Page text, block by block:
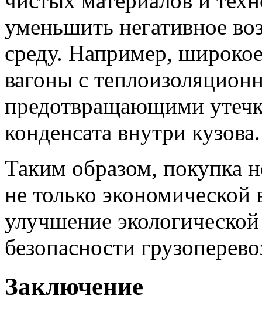
уменьшить негативное
среду. Например,
вагоны с
предотвращающими
конденсата внутри кузова.
Таким образом, покупка
не только
улучшение
безопасности
Заключение